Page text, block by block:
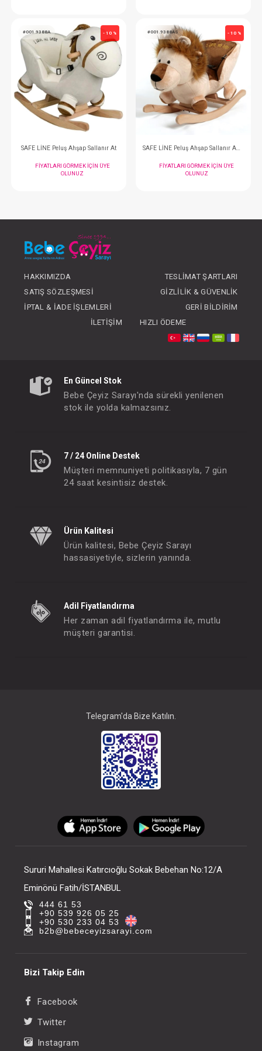
SAFE LİNE Peluş Ahşap Sallanır Ayıcık
FIYATLARI GÖRMEK IÇIN ÜYE
OLUNUZ
FIYATLARI
OLUNUZ
#001.9388A - 10 %
SAFE LİNE Peluş Ahşap Sallanır At
FIYATLARI GÖRMEK IÇIN ÜYE
#001.9388AS
FIYATLARI
HAKKIMIZDA
TESLIMAT ŞARTLARI
SATIŞ SÖZLEŞMESI
GIZLILIK & GÜVENLIK
İPTAL & İADE İŞLEMLERI
GERI BILDIRIM
İLETIŞIM
HIZLI ÖDEME
En Güncel Stok
Bebe Çeyiz Sarayı'nda sürekli yenilenen
stok ile yolda kalmazsınız.
7 / 24 Online Destek
Müşteri memnuniyeti politikasıyla, 7 gün
24 saat kesintisiz destek.
Ürün Kalitesi
Ürün kalitesi, Bebe Çeyiz Sarayı
hassasiyetiyle, sizlerin yanında.
Adil Fiyatlandırma
Her zaman adil fiyatlandırma ile, mutlu
müşteri garantisi.
Telegram'da Bize Katılın.
Sururi Mahallesi Katırcıoğlu Sokak Bebehan No:12/A
Eminönü Fatih/İSTANBUL
444 61 53
+90 539 926 05 25
+90 530 233 04 53
b2b@bebeceyizsarayi.com
Bizi Takip Edin
Facebook
Twitter
Instagram